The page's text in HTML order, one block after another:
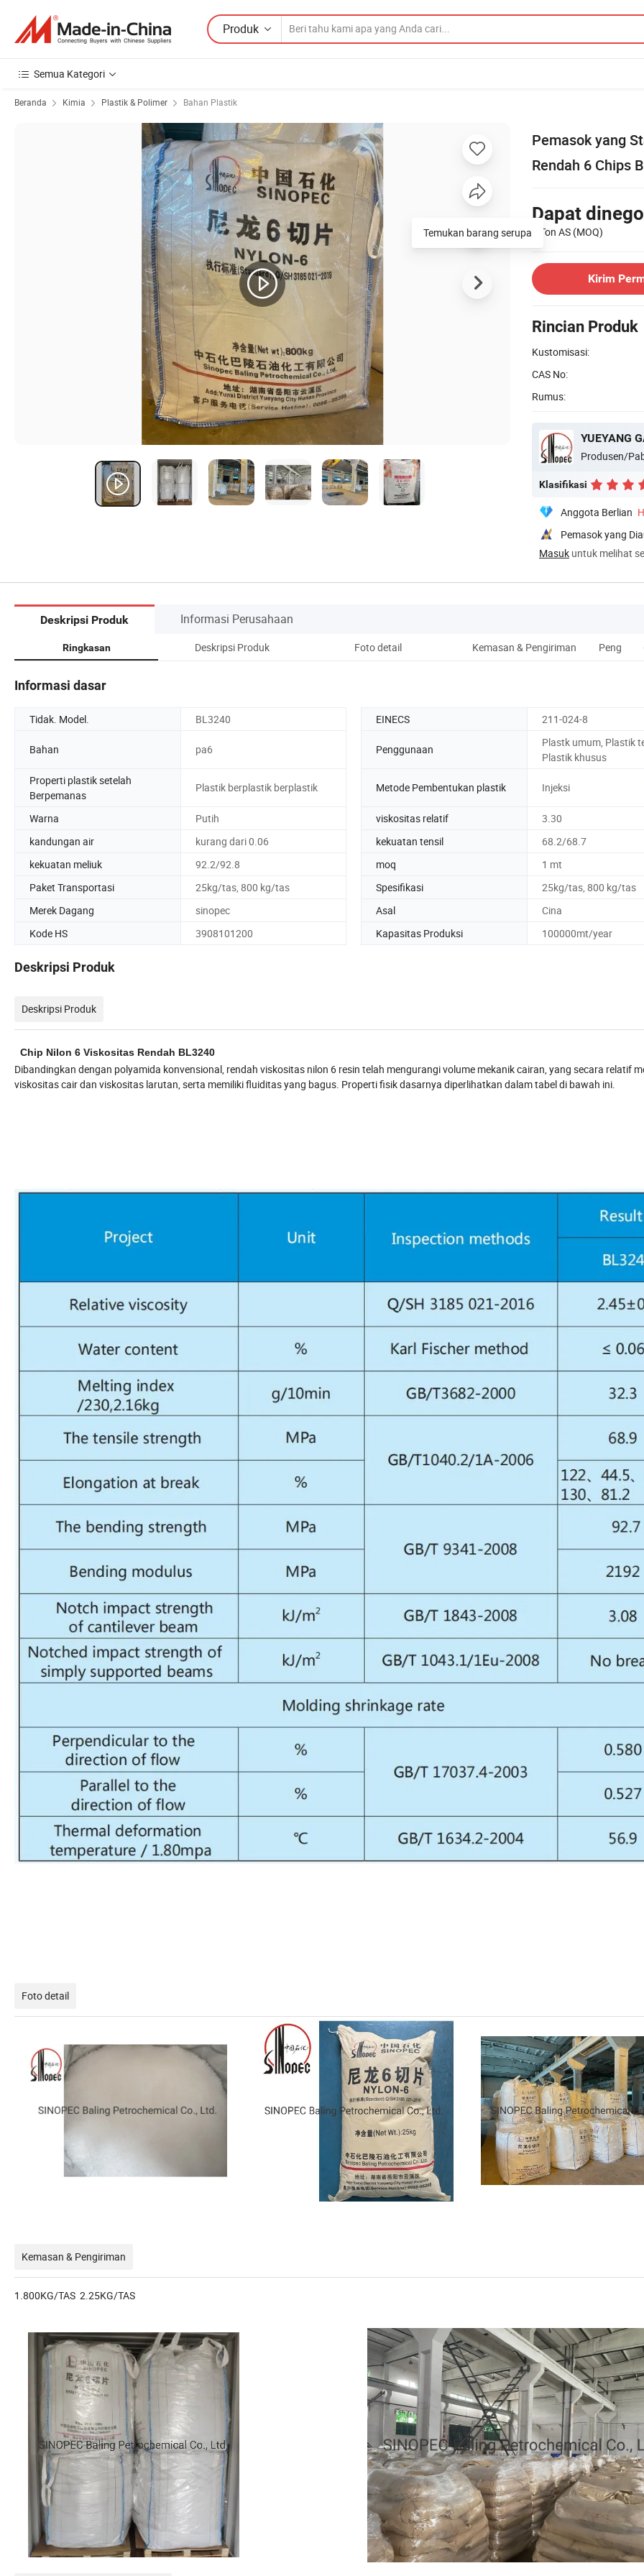
Produk
Semua Kategori
Beranda Kimia Plastik & Polimer Bahan Plastik
Pemasok yang
Rendah 6 Chips
Dapat
1 Ton AS (MOQ)
Kirim
Rincian Produk
Kustomisasi:
CAS No:
Rumus:
Produsen/
Klasifikasi
Anggota Berlian
Pemasok yang
Masuk untuk melihat
Temukan barang serupa
Deskripsi Produk Informasi Perusahaan
Ringkasan Deskripsi Produk Foto detail Kemasan & Pengiriman
Informasi dasar
Tidak. Model. BL3240 EINECS 211-024-8
Bahan pa6 Penggunaan
Plastk umum, Plastik
Plastik khusus
Properti plastik setelah
Berpemanas
Plastik berplastik berplastik Metode Pembentukan plastik Injeksi
Warna Putih viskositas relatif
3.30
kandungan air
kurang dari 0.06 kekuatan tensil
68.2/68.7
kekuatan meliuk
92.2/92.8 moq
1 mt
Paket Transportasi
25kg/tas, 800 kg/tas Spesifikasi
25kg/tas, 800 kg/tas
Merek Dagang
sinopec Asal
Cina
Kode HS
3908101200 Kapasitas Produksi 100000mt/year
Deskripsi Produk
Deskripsi Produk
Chip Nilon 6 Viskositas Rendah BL3240
Dibandingkan dengan polyamida konvensional, rendah viskositas nilon 6 resin telah mengurangi volume mekanik cairan, yang secara relatif
viskositas cair dan viskositas larutan, serta memiliki fluiditas yang bagus. Properti fisik dasarnya diperlihatkan dalam tabel di bawah ini.
Foto detail
Kemasan & Pengiriman
1.800KG/TAS 2.25KG/TAS